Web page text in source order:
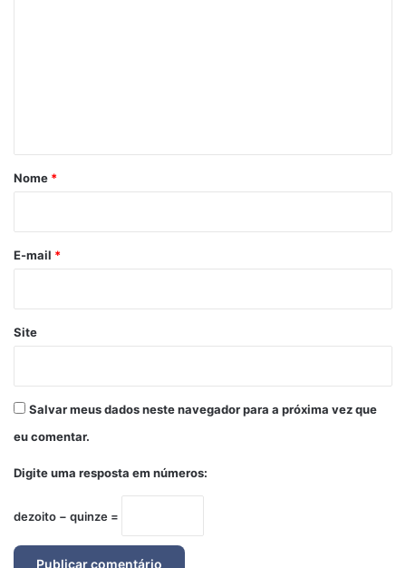
r
*
Nome *
E-mail *
Site
Salvar meus dados neste navegador para a próxima vez que
eu comentar.
Digite uma resposta em números:
dezoito − quinze =